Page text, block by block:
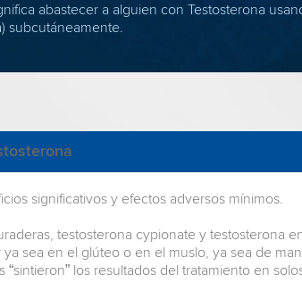
abastecer a alguien con Testosterona
subcutáneamente.
significativos y efectos adversos mínimos.
testosterona cypionate y testosterona
ya sea en el glúteo o en el muslo, ya sea de
“sintieron” los resultados del tratamiento en